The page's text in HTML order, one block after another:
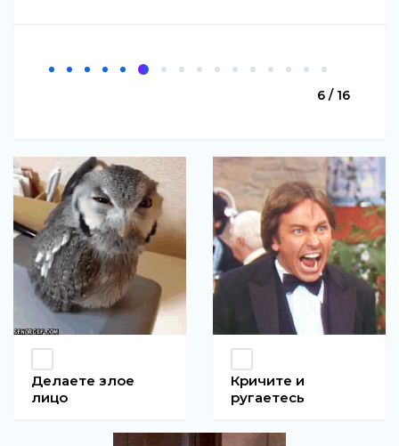
6 / 16
Делаете злое
лицо
Кричите и
ругаетесь